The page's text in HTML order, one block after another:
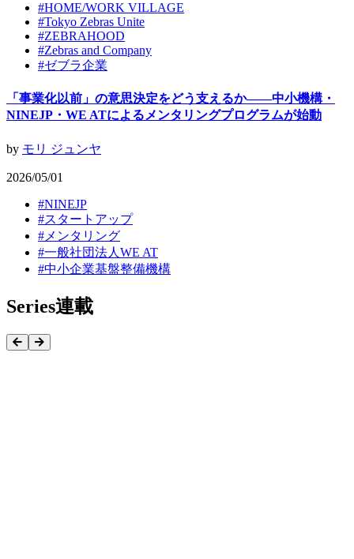
#HOME/WORK VILLAGE
#Tokyo Zebras Unite
#ZEBRAHOOD
#Zebras and Company
#ゼブラ企業
「事業化以前」の意思決定をどう支えるか——中小機構・
NINEJP・WE ATによるメンタリングプログラムが始動
by モリ ジュンヤ
2026/05/01
#NINEJP
#スタートアップ
# メンタリング
#一般社団法人WE AT
#中小企業基盤整備機構
Series連載